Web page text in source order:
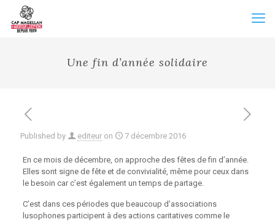
Une fin d’année solidaire
Published by editeur on 7 décembre 2016
En ce mois de décembre, on approche des fêtes de fin d’année.
Elles sont signe de fête et de convivialité, même pour ceux dans
le besoin car c’est également un temps de partage.
C’est dans ces périodes que beaucoup d’associations
lusophones participent à des actions caritatives comme le